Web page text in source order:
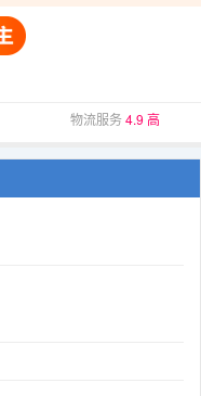
物流服务4.9 高